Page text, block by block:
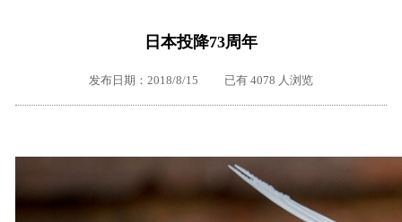
深一集团优势
外地客户专栏
工单提交
日本投降73周年
发布日期：2018/8/15 已有 4078 人浏览